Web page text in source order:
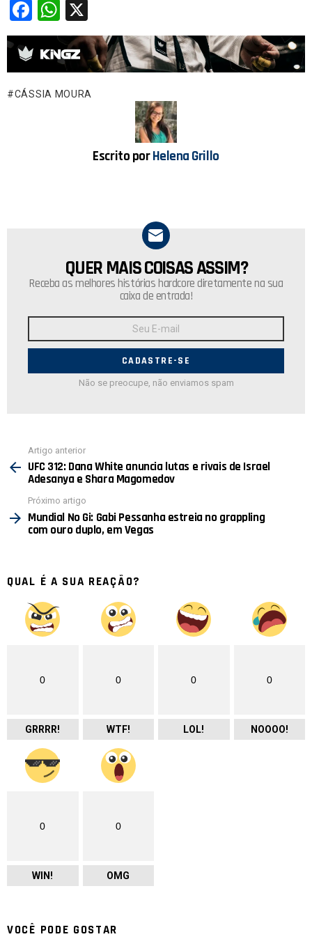
F
a
ce
b
o
W
h
at
s
A
CÁSSIA MOURA
Escrito porHelena Grillo
NEWSLETTER
QUER MAIS COISAS ASSIM?
Receba as melhores histórias hardcore diretamente na sua
caixa de entrada!
E-
Não se preocupe, não enviamos spam
mais
Artigo anterior
UFC 312: Dana White anuncia lutas e rivais de Israel
Adesanya e Shara Magomedov
Próximo artigo
Mundial No Gi: Gabi Pessanha estreia no grappling
com ouro duplo, em Vegas
QUAL É A SUA REAÇÃO?
0
GRRRR!
0
WTF!
0
LOL!
0
NOOOO!
0
WIN!
0
OMG
VOCÊ PODE GOSTAR